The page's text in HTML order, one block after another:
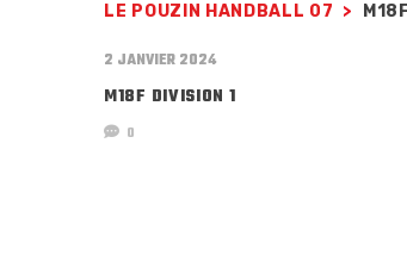
LE POUZIN HANDBALL 07 >
2 JANVIER 2024
M18F DIVISION 1
0